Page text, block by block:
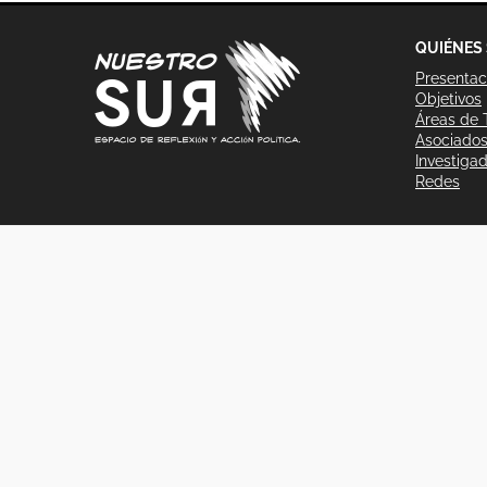
QUIÉNES
Objetivos
Áreas de
Asociados
Redes